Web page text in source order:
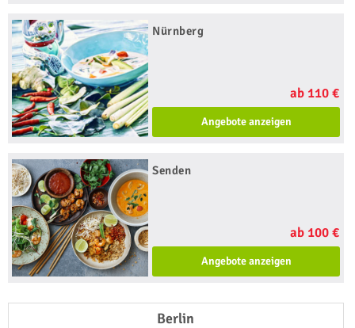
Nürnberg
ab 110 €
Angebote anzeigen
Senden
ab 100 €
Angebote anzeigen
Berlin